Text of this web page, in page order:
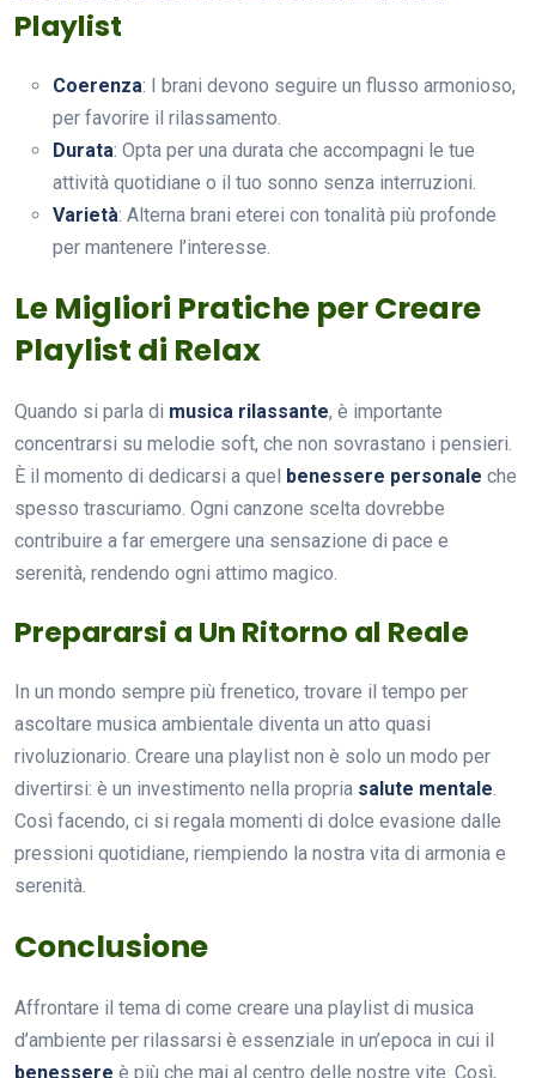
Playlist
Coerenza: I brani devono seguire un flusso armonioso,
per favorire il rilassamento.
Durata: Opta per una durata che accompagni le tue
attività quotidiane o il tuo sonno senza interruzioni.
Varietà: Alterna brani eterei con tonalità più profonde
per mantenere l’interesse.
Le Migliori Pratiche per Creare
Playlist di Relax
Quando si parla di musica rilassante, è importante
concentrarsi su melodie soft, che non sovrastano i pensieri.
È il momento di dedicarsi a quel benessere personale che
spesso trascuriamo. Ogni canzone scelta dovrebbe
contribuire a far emergere una sensazione di pace e
serenità, rendendo ogni attimo magico.
Prepararsi a Un Ritorno al Reale
In un mondo sempre più frenetico, trovare il tempo per
ascoltare musica ambientale diventa un atto quasi
rivoluzionario. Creare una playlist non è solo un modo per
divertirsi: è un investimento nella propria salute mentale.
Così facendo, ci si regala momenti di dolce evasione dalle
pressioni quotidiane, riempiendo la nostra vita di armonia e
serenità.
Conclusione
Affrontare il tema di come creare una playlist di musica
d’ambiente per rilassarsi è essenziale in un’epoca in cui il
benessere è più che mai al centro delle nostre vite. Così,